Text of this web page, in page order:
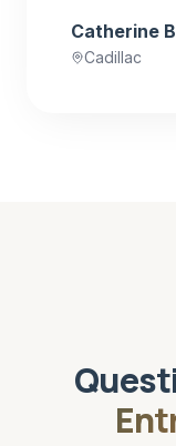
Catherine
Cadillac